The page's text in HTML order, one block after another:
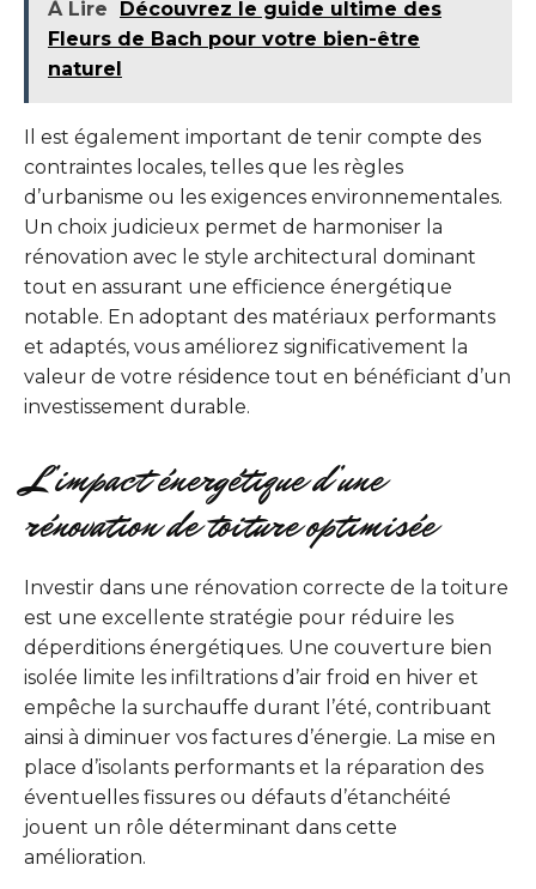
À Lire
Découvrez le guide ultime des
Fleurs de Bach pour votre bien-être
naturel
Il est également important de tenir compte des
contraintes locales, telles que les règles
d’urbanisme ou les exigences environnementales.
Un choix judicieux permet de harmoniser la
rénovation avec le style architectural dominant
tout en assurant une efficience énergétique
notable. En adoptant des matériaux performants
et adaptés, vous améliorez significativement la
valeur de votre résidence tout en bénéficiant d’un
investissement durable.
L’impact énergétique d’une
rénovation de toiture optimisée
Investir dans une rénovation correcte de la toiture
est une excellente stratégie pour réduire les
déperditions énergétiques. Une couverture bien
isolée limite les infiltrations d’air froid en hiver et
empêche la surchauffe durant l’été, contribuant
ainsi à diminuer vos factures d’énergie. La mise en
place d’isolants performants et la réparation des
éventuelles fissures ou défauts d’étanchéité
jouent un rôle déterminant dans cette
amélioration.